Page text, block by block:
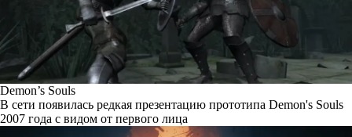
Demon’s Souls
В сети появилась редкая презентацию прототипа Demon's Souls
2007 года с видом от первого лица